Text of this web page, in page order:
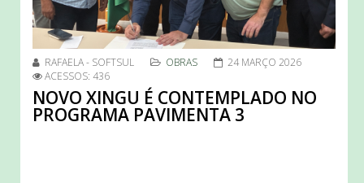
RAFAELA - SOFTSUL OBRAS
24 MARÇO 2026
ACESSOS: 436
NOVO XINGU É CONTEMPLADO NO
PROGRAMA PAVIMENTA 3